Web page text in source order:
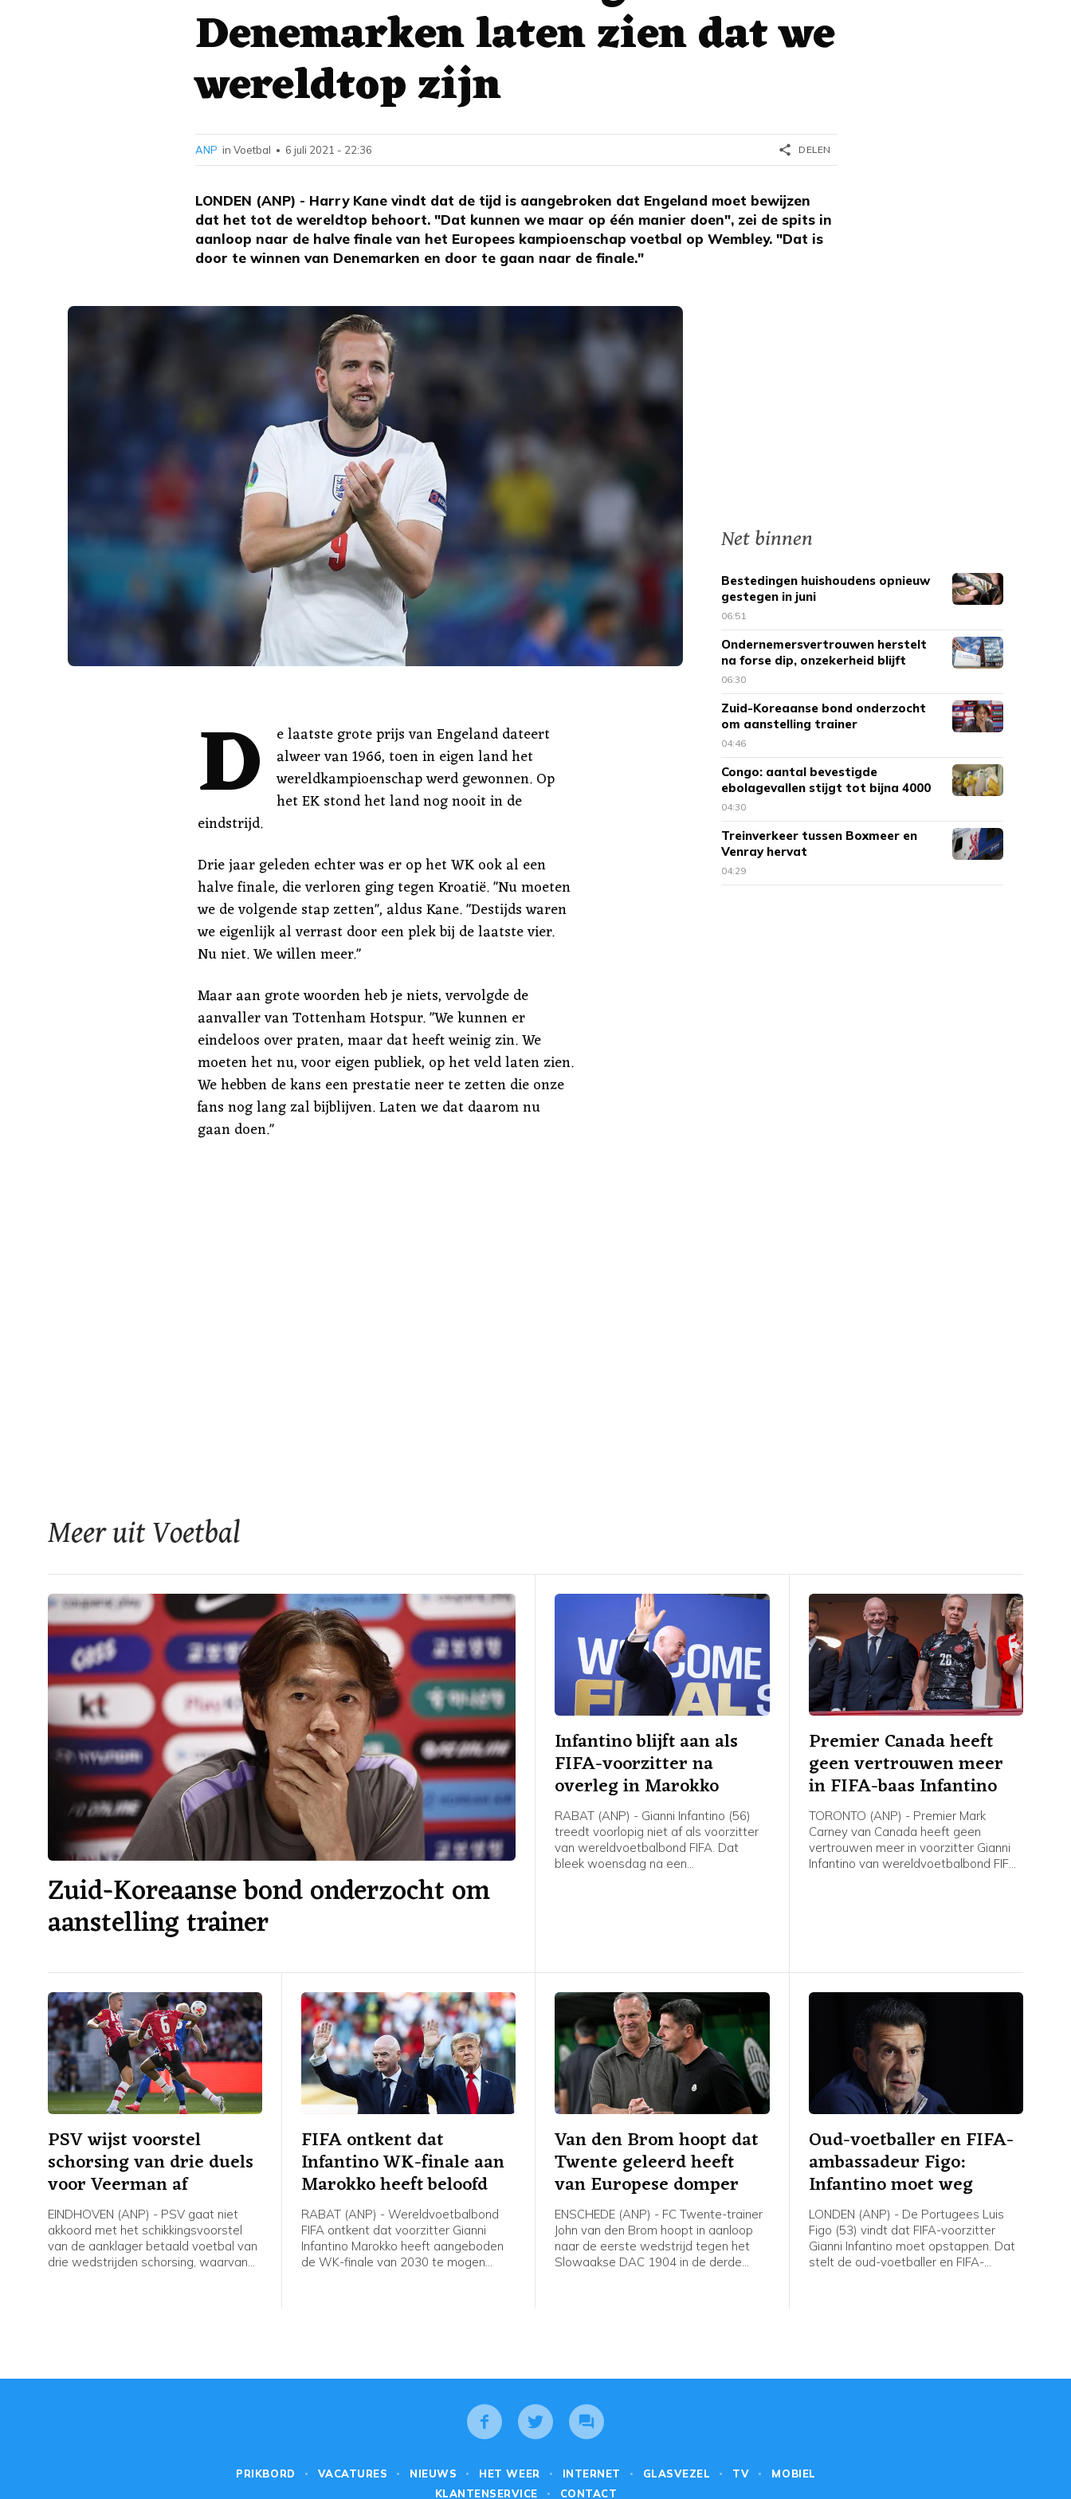
Denemarken laten zien dat we
wereldtop zijn
LONDEN (ANP) - Harry Kane vindt dat de tijd is aangebroken dat Engeland moet bewijzen
dat het tot de wereldtop behoort. "Dat kunnen we maar op één manier doen", zei de spits in
aanloop naar de halve finale van het Europees kampioenschap voetbal op Wembley. "Dat is
door te winnen van Denemarken en door te gaan naar de finale."
ANP in Voetbal • 6 juli 2021 - 22:36 share DELEN
D
e laatste grote prijs van Engeland dateert
alweer van 1966, toen in eigen land het
wereldkampioenschap werd gewonnen. Op
het EK stond het land nog nooit in de
eindstrijd.
Drie jaar geleden echter was er op het WK ook al een
halve finale, die verloren ging tegen Kroatië. "Nu moeten
we de volgende stap zetten", aldus Kane. "Destijds waren
we eigenlijk al verrast door een plek bij de laatste vier.
Nu niet. We willen meer."
Maar aan grote woorden heb je niets, vervolgde de
aanvaller van Tottenham Hotspur. "We kunnen er
eindeloos over praten, maar dat heeft weinig zin. We
moeten het nu, voor eigen publiek, op het veld laten zien.
We hebben de kans een prestatie neer te zetten die onze
fans nog lang zal bijblijven. Laten we dat daarom nu
gaan doen."
Meer uit Voetbal
Zuid-Koreaanse bond onderzocht om
aanstelling trainer
Infantino blijft aan als
FIFA-voorzitter na
overleg in Marokko
RABAT (ANP) - Gianni Infantino (56)
treedt voorlopig niet af als voorzitter
van wereldvoetbalbond FIFA. Dat
bleek woensdag na een
Premier Canada heeft
geen vertrouwen meer
in FIFA-baas Infantino
TORONTO (ANP) - Premier Mark
Carney van Canada heeft geen
vertrouwen meer in voorzitter Gianni
Infantino van wereldvoetbalbond FIFA,
investeerders. Het plan is inmiddels
teruggetrokken.
PSV wijst voorstel
schorsing van drie duels
voor Veerman af
EINDHOVEN (ANP) - PSV gaat niet
akkoord met het schikkingsvoorstel
van de aanklager betaald voetbal van
drie wedstrijden schorsing, waarvan
FIFA ontkent dat
Infantino WK-finale aan
Marokko heeft beloofd
RABAT (ANP) - Wereldvoetbalbond
FIFA ontkent dat voorzitter Gianni
Infantino Marokko heeft aangeboden
de WK-finale van 2030 te mogen
Van den Brom hoopt dat
Twente geleerd heeft
van Europese domper
ENSCHEDE (ANP) - FC Twente-trainer
John van den Brom hoopt in aanloop
naar de eerste wedstrijd tegen het
Slowaakse DAC 1904 in de derde
Oud-voetballer en FIFA-
ambassadeur Figo:
Infantino moet weg
LONDEN (ANP) - De Portugees Luis
Figo (53) vindt dat FIFA-voorzitter
Gianni Infantino moet opstappen. Dat
stelt de oud-voetballer en FIFA-
Net binnen
Bestedingen huishoudens opnieuw
gestegen in juni
06:51
Ondernemersvertrouwen herstelt
na forse dip, onzekerheid blijft
06:30
Zuid-Koreaanse bond onderzocht
om aanstelling trainer
04:46
Congo: aantal bevestigde
ebolagevallen stijgt tot bijna 4000
04:30
Treinverkeer tussen Boxmeer en
Venray hervat
04:29
PRIKBORD VACATURES NIEUWS HET WEER INTERNET GLASVEZEL TV
MOBIEL
KLANTENSERVICE
CONTACT